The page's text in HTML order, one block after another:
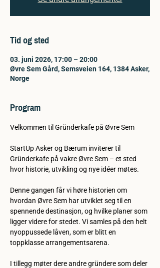
Tid og sted
03. juni 2026, 17:00 – 20:00
Øvre Sem Gård, Semsveien 164, 1384 Asker,
Norge
Program
Velkommen til Gründerkafe på Øvre Sem
StartUp Asker og Bærum inviterer til
Gründerkafe på vakre Øvre Sem – et sted
hvor historie, utvikling og nye idéer møtes.
Denne gangen får vi høre historien om
hvordan Øvre Sem har utviklet seg til en
spennende destinasjon, og hvilke planer som
ligger videre for stedet. Vi samles på den helt
nyoppussede låven, som er blitt en
toppklasse arrangementsarena.
I tillegg møter dere andre gründere som deler